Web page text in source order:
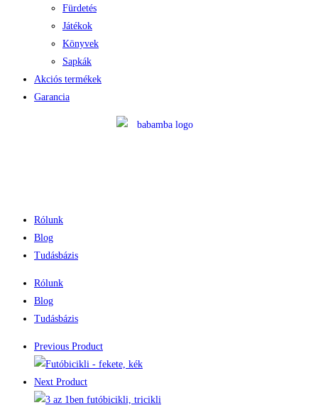
Fürdetés
Játékok
Könyvek
Sapkák
Akciós termékek
Garancia
Rólunk
Blog
Tudásbázis
Rólunk
Blog
Tudásbázis
Previous Product
Next Product